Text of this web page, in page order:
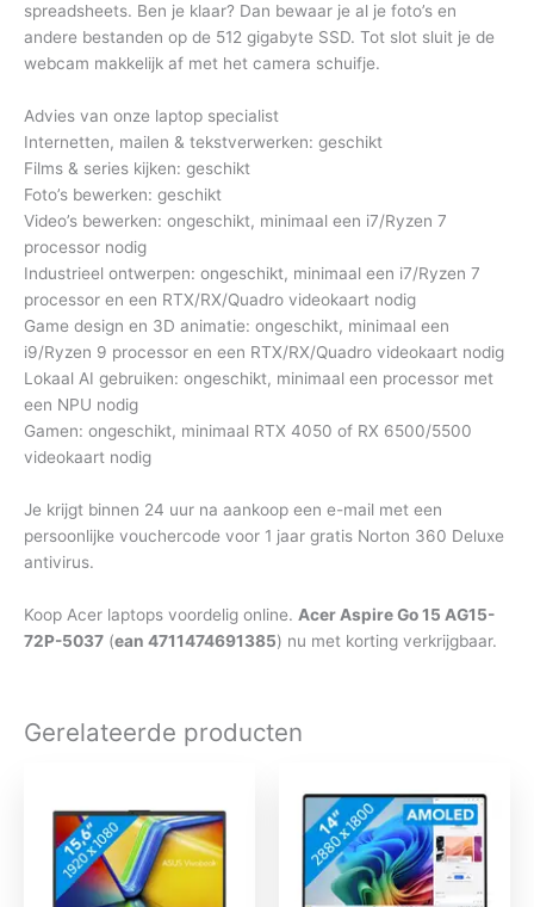
spreadsheets. Ben je klaar? Dan bewaar je al je foto’s en
andere bestanden op de 512 gigabyte SSD. Tot slot sluit je de
webcam makkelijk af met het camera schuifje.
Advies van onze laptop specialist
Internetten, mailen & tekstverwerken: geschikt
Films & series kijken: geschikt
Foto’s bewerken: geschikt
Video’s bewerken: ongeschikt, minimaal een i7/Ryzen 7
processor nodig
Industrieel ontwerpen: ongeschikt, minimaal een i7/Ryzen 7
processor en een RTX/RX/Quadro videokaart nodig
Game design en 3D animatie: ongeschikt, minimaal een
i9/Ryzen 9 processor en een RTX/RX/Quadro videokaart nodig
Lokaal AI gebruiken: ongeschikt, minimaal een processor met
een NPU nodig
Gamen: ongeschikt, minimaal RTX 4050 of RX 6500/5500
videokaart nodig
Je krijgt binnen 24 uur na aankoop een e-mail met een
persoonlijke vouchercode voor 1 jaar gratis Norton 360 Deluxe
antivirus.
Koop Acer laptops voordelig online. Acer Aspire Go 15 AG15-
72P-5037 (ean 4711474691385) nu met korting verkrijgbaar.
Gerelateerde producten